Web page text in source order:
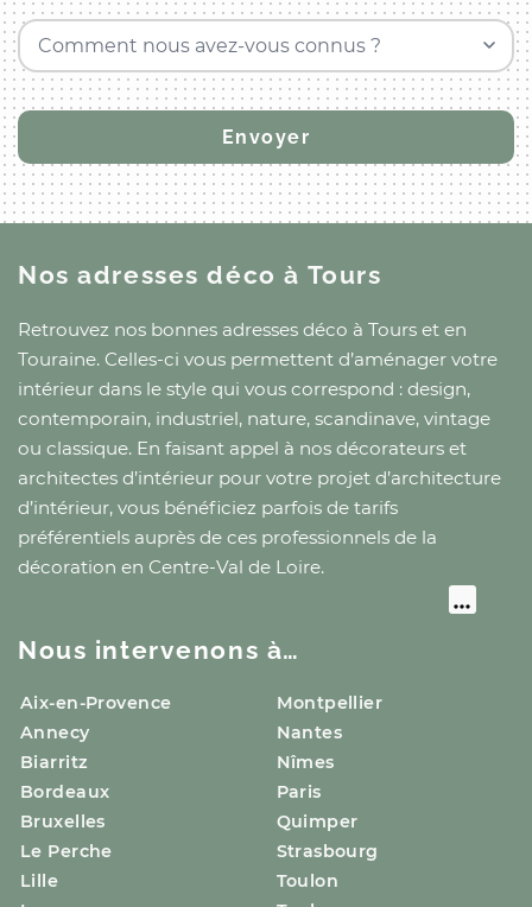
Comment nous avez-vous connus ?
Nos adresses décoà Tours
Retrouvez nos bonnes adresses déco à Tours et en
Touraine. Celles-ci vous permettent d’aménager votre
intérieur dans le style qui vous correspond : design,
contemporain, industriel, nature, scandinave, vintage
ou classique. En faisant appel à nos décorateurs et
architectes d’intérieur pour votre projet d’architecture
d’intérieur, vous bénéficiez parfois de tarifs
préférentiels auprès de ces professionnels de la
décoration en Centre-Val de Loire.
Nous intervenons à…
Aix-en-Provence
Annecy
Biarritz
Bordeaux
Bruxelles
Le Perche
Lille
Montpellier
Nantes
Nîmes
Paris
Quimper
Strasbourg
Toulon